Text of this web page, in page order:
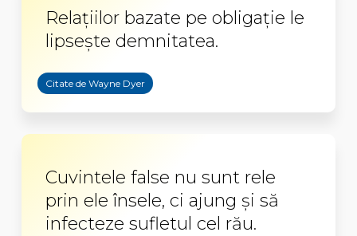
Relațiilor bazate pe obligație le
lipsește demnitatea.
Citate de Wayne Dyer
Cuvintele false nu sunt rele
prin ele însele, ci ajung şi să
infecteze sufletul cel rău.